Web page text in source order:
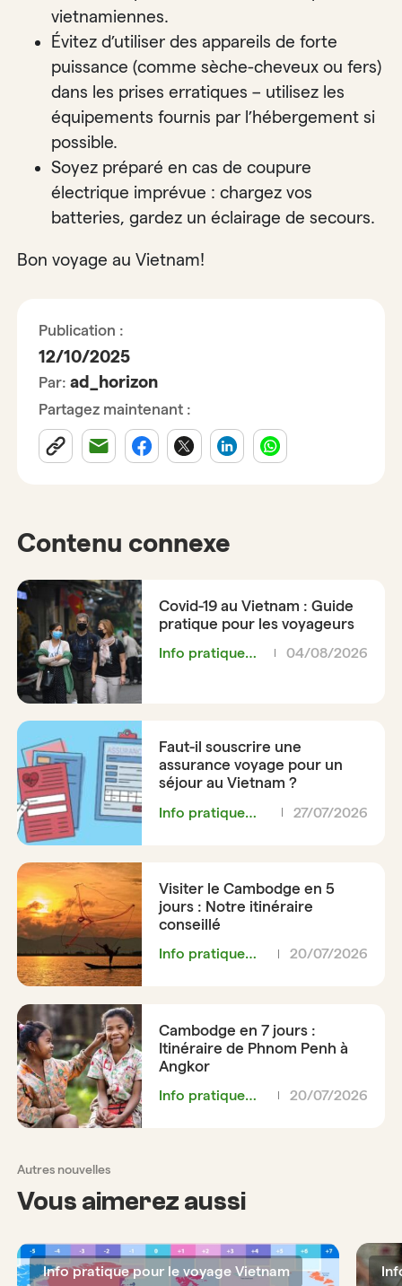
vietnamiennes.
Évitez d’utiliser des appareils de forte
puissance (comme sèche-cheveux ou fers)
dans les prises erratiques – utilisez les
équipements fournis par l’hébergement si
possible.
Soyez préparé en cas de coupure
électrique imprévue : chargez vos
batteries, gardez un éclairage de secours.
Bon voyage au Vietnam!
Publication :
12/10/2025
Par: ad_horizon
Partagez maintenant :
Contenu connexe
Covid-19 au Vietnam : Guide
pratique pour les voyageurs
Info pratique
04/08/2026
Faut-il souscrire une
assurance voyage pour un
séjour au Vietnam ?
Info pratique
27/07/2026
Visiter le Cambodge en 5
jours : Notre itinéraire
conseillé
Info pratique
20/07/2026
Cambodge en 7 jours :
Itinéraire de Phnom Penh à
Angkor
Info pratique
20/07/2026
Autres nouvelles
Vous aimerez aussi
Info pratique pour le voyage Vietnam